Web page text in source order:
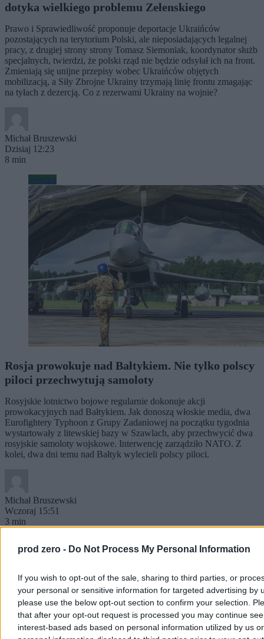
prod zero - Do Not Process My Personal Information
If you wish to opt-out of the sale, sharing to third parties, or
your personal or sensitive information for targeted advertising by
please use the below opt-out section to confirm your selection.
that after your opt-out request is processed you may continue
interest-based ads based on personal information utilized by us or
dotyka wielkiego problemu Zełenskiego
Prawo i Sprawiedliwość proponuje deportacje Ukraińców
pozostających na terytorium Polski, ale nieposiadających legalnej
pracy, z drugiej strony strony Tomasz Siemoniak, koordynator służb
specjalnych, twierdzi, że polski rząd nie będzie odsyłał ich na front.
Zmieniają się unijne przepisy wobec Ukraińców objętych
mobilizacją, a Siły Zbrojne Ukrainy trzymają linię frontu zmagając
na tyłach z dezercją. Co z rezerwami Ukrainy na wojnie?
Michał Bruszewski
Dzisiaj 12:23
8 min
Wojsko
Rosja prowokuje nad Bałtykiem. Nie tylko polscy
piloci przechwytują samoloty
Rosyjskie lotnictwo bojowe regularnie dokonuje akcji
prowokacyjnych nad Bałtykiem. Jak donoszą włoskie media, dwa
Eurofightery Typhoon z Grupy Zadaniowej na początku tygodnia
wystartowały z litewskiej bazy w Szawlach, aby przechwycić dwa
rosyjskie samoloty wojskowe. Interwencję zarządziło NATO. Z
kolei, dwa dni temu nad Bałtyk wylecieli polscy piloci.
Michał Bruszewski
Wczoraj 15:51
3 min